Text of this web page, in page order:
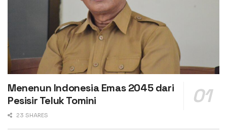
Menenun Indonesia Emas 2045 dari
Pesisir Teluk Tomini
23 SHARES